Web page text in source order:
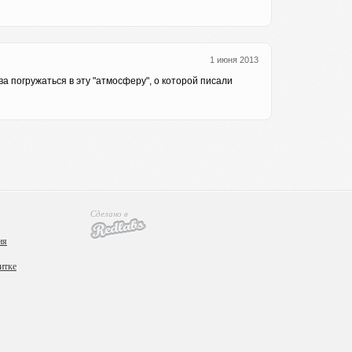
1 июня 2013
погружаться в эту "атмосферу", о которой писали
Сделано в